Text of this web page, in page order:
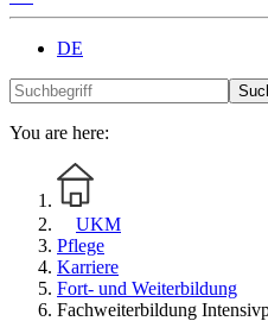
DE
You are here:
UKM
Pflege
Karriere
Fort- und Weiterbildung
Fachweiterbildung